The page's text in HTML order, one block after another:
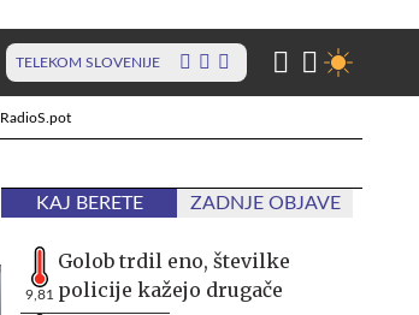
RadioS.pot
TELEKOM SLOVENIJE
KAJ BERETE ZADNJE OBJAVE
9,81
Golob trdil eno, številke
policije kažejo drugače